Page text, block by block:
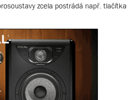
zcela postrádá např. tlačítka